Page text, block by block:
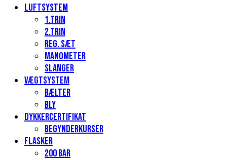
Luftsystem
1.Trin
2.Trin
Reg. sæt
Manometer
Slanger
Vægtsystem
Bælter
Bly
Dykkercertifikat
Begynderkurser
Flasker
200 Bar